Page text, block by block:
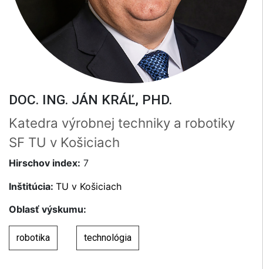
DOC. ING. JÁN KRÁĽ, PHD.
Katedra výrobnej techniky a robotiky
SF TU v Košiciach
Hirschov index: 7
Inštitúcia: TU v Košiciach
Oblasť výskumu:
robotika technológia